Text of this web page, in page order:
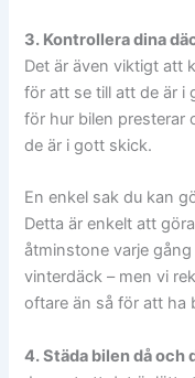
3. Kontrollera dina
Det är även viktigt att
för att se till att de är i
för hur bilen presterar
de är i gott skick.
En enkel sak du kan
Detta är enkelt att
åtminstone varje
vinterdäck – men vi
oftare än så för att ha
4. Städa bilen då och